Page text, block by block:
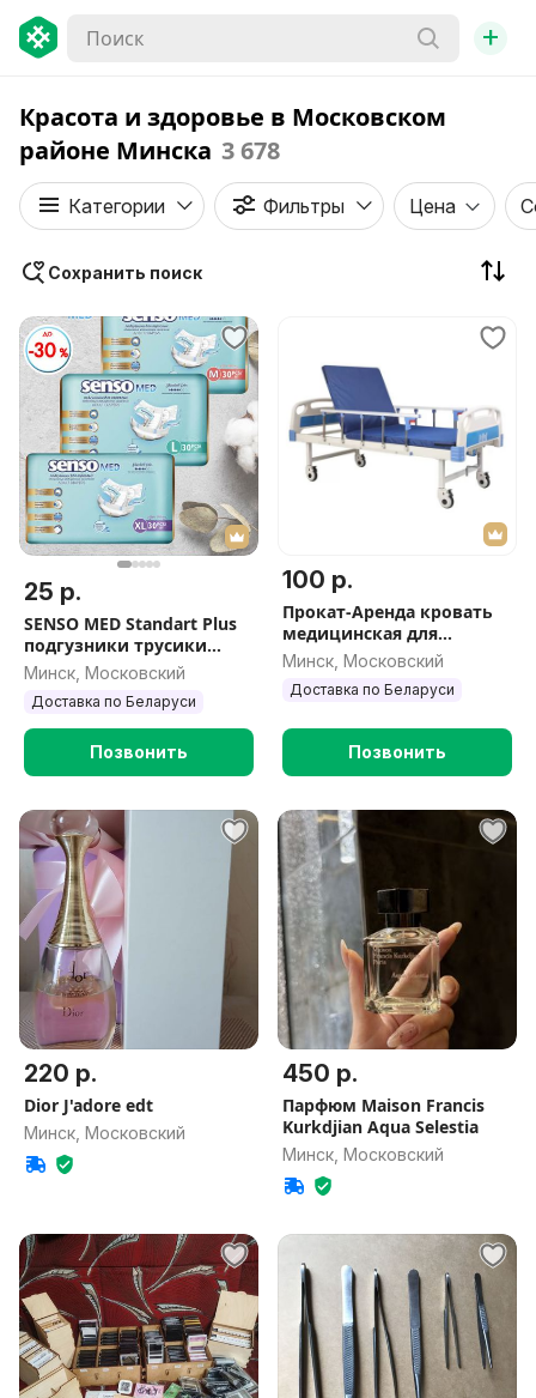
+
Красота и здоровье в Московском
районе Минска 3 678
Категории Фильтры Цена
Сохранить поиск
25 р.
SENSO MED Standart Plus
подгузники трусики
пеленки ЧЕК И КОПИЯ
Минск, Московский
Доставка по Беларуси
Позвонить
100 р.
Прокат-Аренда кровать
медицинская для
реабилитации
Минск, Московский
Доставка по Беларуси
Позвонить
220 р.
Dior J'adore edt
Минск, Московский
450 р.
Парфюм Maison Francis
Kurkdjian Aqua Selestia
Минск, Московский